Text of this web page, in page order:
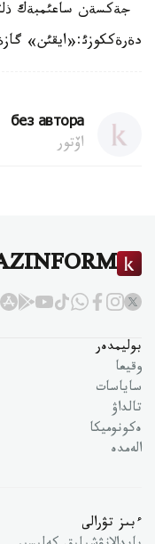
جةكسةن ساعئمبةك
без автора
اۆتور
بوليمدەر
وقيعا
ساياسات
تالداۋ
ەكونوميكا
الەمدە
ءبىز تۋرالى